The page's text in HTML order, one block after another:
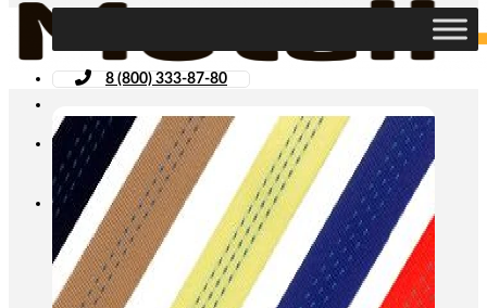
Искать:
8 (800) 333-87-80